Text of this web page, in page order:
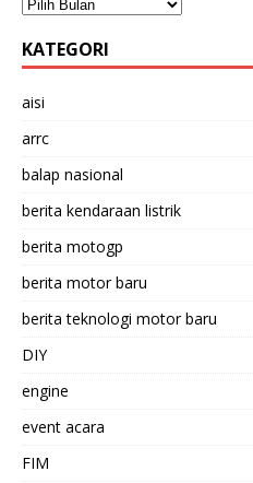
KATEGORI
aisi
arrc
balap nasional
berita kendaraan listrik
berita motogp
berita motor baru
berita teknologi motor baru
DIY
engine
event acara
FIM